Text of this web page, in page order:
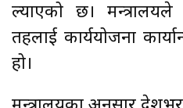
ल्याएको छ।
तहलाई कार्ययोजना
हो।